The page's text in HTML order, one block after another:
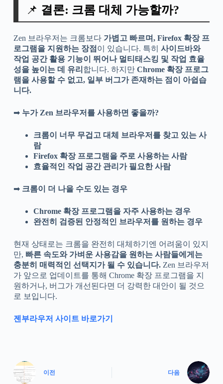
📌 결론: 크롬 대체 가능할까?
Zen 브라우저는 크롬보다 가볍고 빠르며, Firefox 확장 프
로그램을 지원하는 장점 이 있습니다. 특히 사이드바와
작업 공간 활용 기능이 뛰어나 멀티태스킹 및 작업 효율
성을 높이는 데 유리 합니다. 하지만 Chrome 확장 프로그
램을 사용할 수 없고, 일부 버그가 존재하는 점이 아쉽습
니다.
➡ 누가 Zen 브라우저를 사용하면 좋을까?
크롬이 너무 무겁고 대체 브라우저를 찾고 있는 사
람
Firefox 확장 프로그램을 주로 사용하는 사람
효율적인 작업 공간 관리가 필요한 사람
➡ 크롬이 더 나을 수도 있는 경우
Chrome 확장 프로그램을 자주 사용하는 경우
완전히 검증된 안정적인 브라우저를 원하는 경우
현재 상태로는 크롬을 완전히 대체하기엔 어려움이 있지
만, 빠른 속도와 가벼운 사용감을 원하는 사람들에게는
충분히 매력적인 선택지가 될 수 있습니다.Zen 브라우저
가 앞으로 업데이트를 통해 Chrome 확장 프로그램을 지
원하거나, 버그가 개선된다면 더 강력한 대안이 될 것으
로 보입니다.
젠부라우저 사이트 바로가기
이전 다음